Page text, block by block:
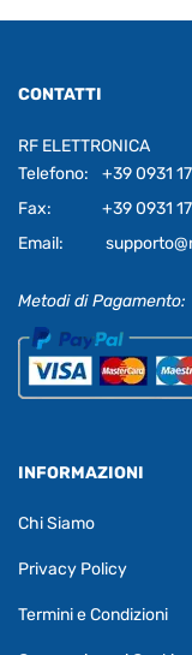
CONTATTI
RF ELETTRONICA
Telefono:
+39 0931
Fax:
+39 0931
Email:
Metodi di Pagamento:
INFORMAZIONI
Chi Siamo
Privacy Policy
Termini e Condizioni